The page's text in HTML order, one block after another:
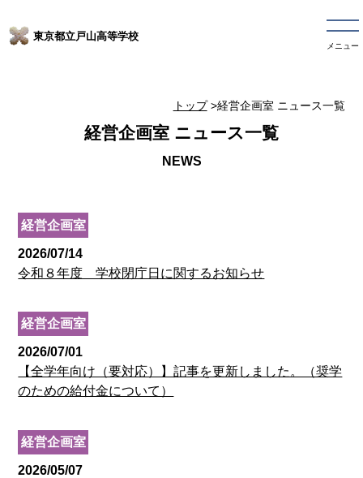
東京都立戸山高等学校
メニュー
トップ>経営企画室 ニュース一覧
経営企画室 ニュース一覧
経営企画室
2026/07/14
令和８年度 学校閉庁日に関するお知らせ
経営企画室
2026/07/01
【全学年向け（要対応）】記事を更新しました。（奨学
のための給付金について）
経営企画室
2026/05/07